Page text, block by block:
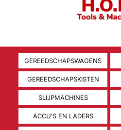
GEREEDSCHAPSWAGENS
GEREEDSCHAPSKISTEN
SLIJPMACHINES
ACCU'S EN LADERS